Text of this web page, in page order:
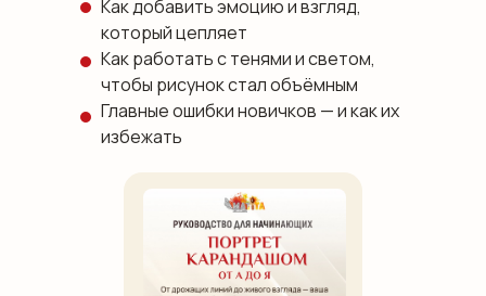
Как добавить эмоцию и взгляд,
который цепляет
Как работать с тенями и светом,
чтобы рисунок стал объёмным
Главные ошибки новичков — и как их
избежать